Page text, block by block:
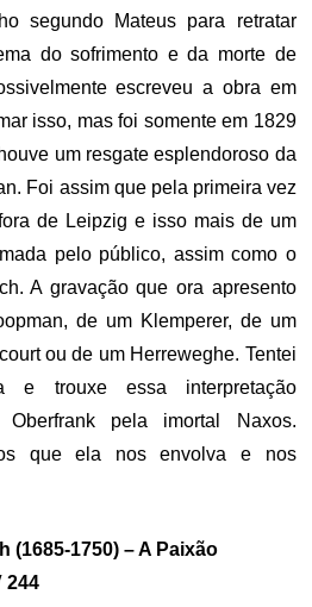
segundo Mateus para retratar
do sofrimento e da morte de
escreveu a obra em
isso, mas foi somente em 1829
um resgate esplendoroso da
Foi assim que pela primeira vez
de Leipzig e isso mais de um
pelo público, assim como o
A gravação que ora apresento
de um Klemperer, de um
ou de um Herreweghe. Tentei
e trouxe essa interpretação
pela imortal Naxos.
que ela nos envolva e nos
(1685-1750) – A Paixão
244